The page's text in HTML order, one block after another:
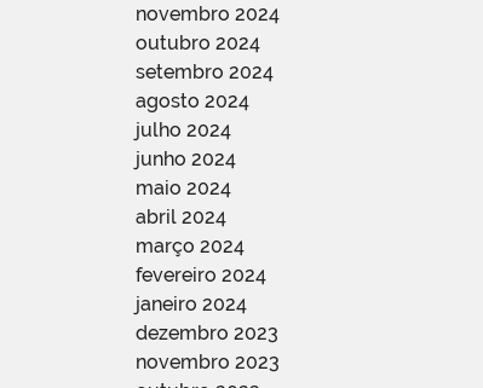
novembro 2024
outubro 2024
setembro 2024
agosto 2024
julho 2024
junho 2024
maio 2024
abril 2024
março 2024
fevereiro 2024
janeiro 2024
dezembro 2023
novembro 2023